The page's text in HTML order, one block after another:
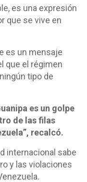
es una expresión
que se vive en
es un mensaje
que el régimen
tipo de
es un golpe
de las filas
recalcó.
internacional sabe
y las violaciones